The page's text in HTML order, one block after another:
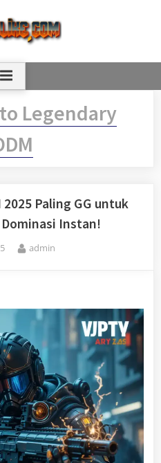
Legendary
Paling GG untuk
Instan!
By
admin